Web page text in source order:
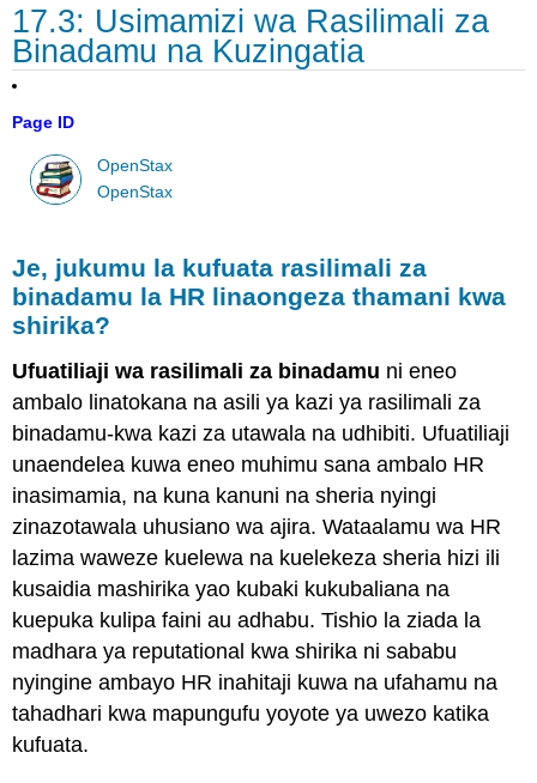
17.3: Usimamizi wa Rasilimali za
Binadamu na Kuzingatia
Page ID
OpenStax
OpenStax
Je, jukumu la kufuata rasilimali za
binadamu la HR linaongeza thamani kwa
shirika?
Ufuatiliaji wa rasilimali za binadamu ni eneo
ambalo linatokana na asili ya kazi ya rasilimali za
binadamu-kwa kazi za utawala na udhibiti. Ufuatiliaji
unaendelea kuwa eneo muhimu sana ambalo HR
inasimamia, na kuna kanuni na sheria nyingi
zinazotawala uhusiano wa ajira. Wataalamu wa HR
lazima waweze kuelewa na kuelekeza sheria hizi ili
kusaidia mashirika yao kubaki kukubaliana na
kuepuka kulipa faini au adhabu. Tishio la ziada la
madhara ya reputational kwa shirika ni sababu
nyingine ambayo HR inahitaji kuwa na ufahamu na
tahadhari kwa mapungufu yoyote ya uwezo katika
kufuata.